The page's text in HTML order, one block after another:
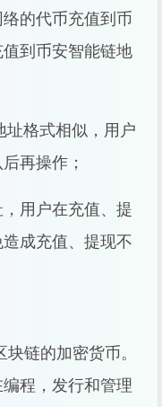
的代币充值到币
到币安智能链地
址格式相似，用户
再操作；
用户在充值、提
成充值、提现不
链的加密货币。
程，发行和管理